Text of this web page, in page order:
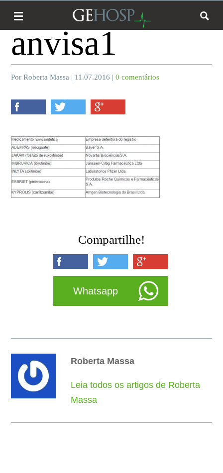
anvisa1
Por Roberta Massa | 11.07.2016 |0 comentários
Compartilhe!
Whatsapp
Roberta Massa
Leia todos os artigos de Roberta
Massa